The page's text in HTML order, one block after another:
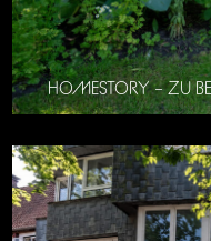
HOMESTORY – ZU